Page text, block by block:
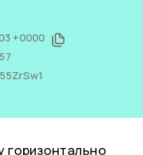
+0000
горизонтально